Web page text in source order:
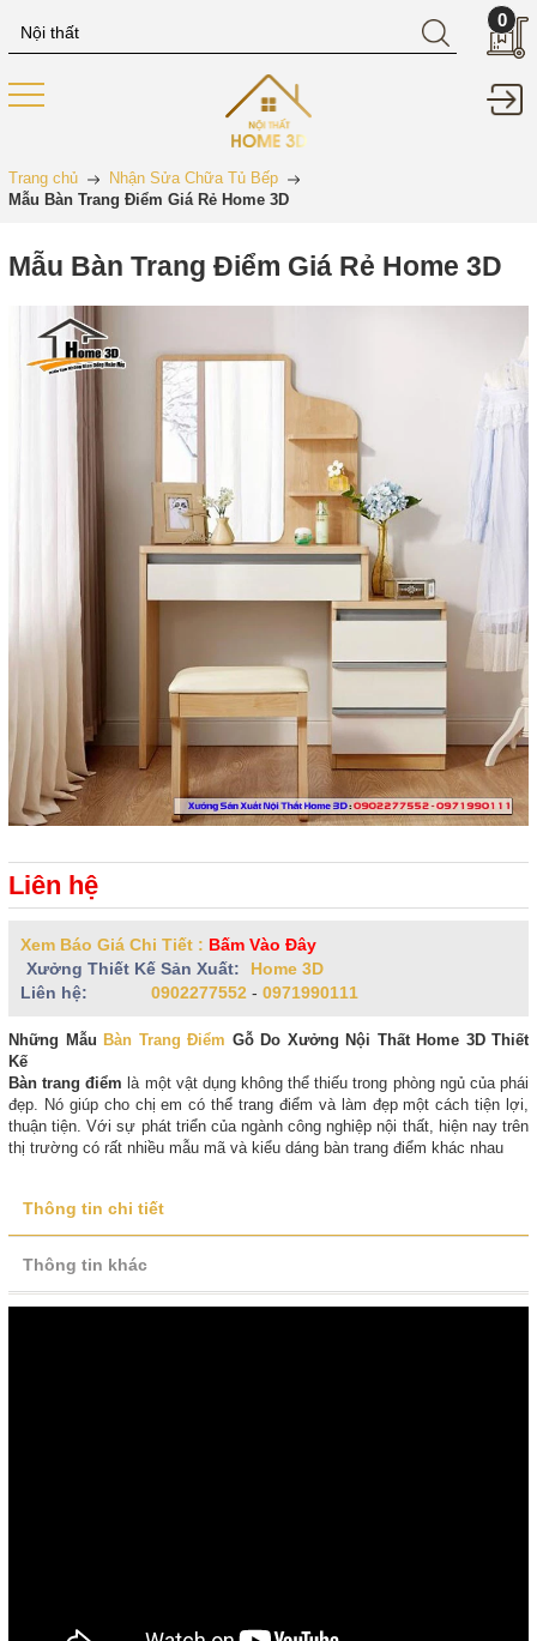
0
Trang chủ
Nhận Sửa Chữa Tủ Bếp
Mẫu Bàn Trang Điểm Giá Rẻ Home 3D
Mẫu Bàn Trang Điểm Giá Rẻ Home 3D
Liên hệ
Xem Báo Giá Chi Tiết : Bấm Vào Đây
Xưởng Thiết Kế Sản Xuất:
Home 3D
Liên hệ:
0902277552 - 0971990111
Những Mẫu Bàn Trang Điểm Gỗ Do Xưởng Nội Thất Home 3D Thiết
Kế
Bàn trang điểm là một vật dụng không thể thiếu trong phòng ngủ của phái
đẹp. Nó giúp cho chị em có thể trang điểm và làm đẹp một cách tiện lợi,
thuận tiện. Với sự phát triển của ngành công nghiệp nội thất, hiện nay trên
thị trường có rất nhiều mẫu mã và kiểu dáng bàn trang điểm khác nhau
Thông tin chi tiết
Thông tin khác